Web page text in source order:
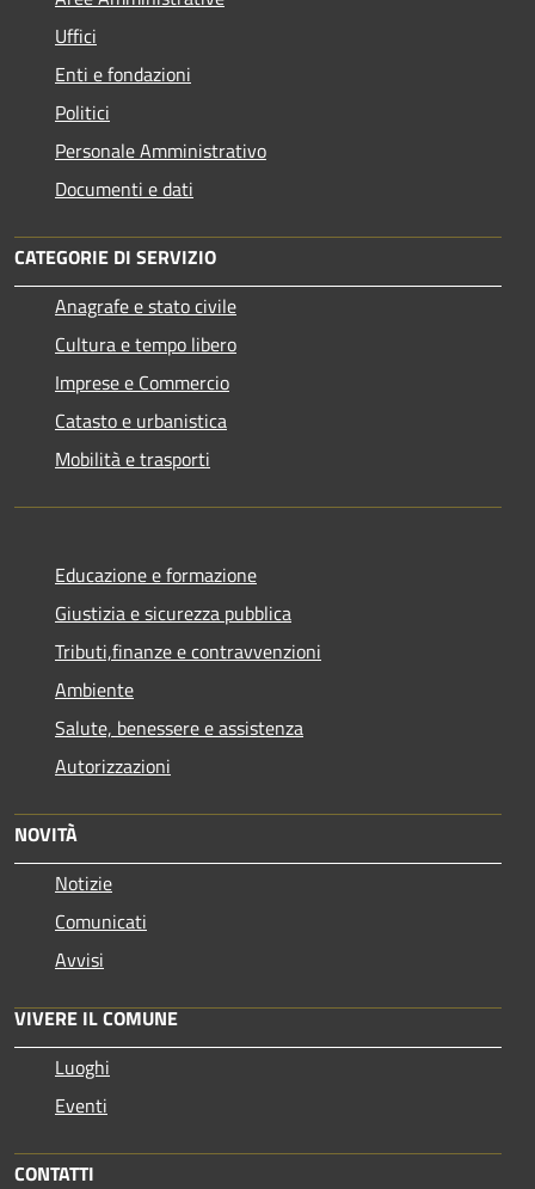
Uffici
Enti e fondazioni
Politici
Personale Amministrativo
Documenti e dati
CATEGORIE DI SERVIZIO
Anagrafe e stato civile
Cultura e tempo libero
Imprese e Commercio
Catasto e urbanistica
Mobilità e trasporti
Educazione e formazione
Giustizia e sicurezza pubblica
Tributi,finanze e contravvenzioni
Ambiente
Salute, benessere e assistenza
Autorizzazioni
NOVITÀ
Notizie
Comunicati
Avvisi
VIVERE IL COMUNE
Luoghi
Eventi
CONTATTI